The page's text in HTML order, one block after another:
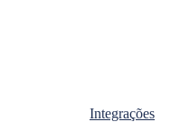
Integrações